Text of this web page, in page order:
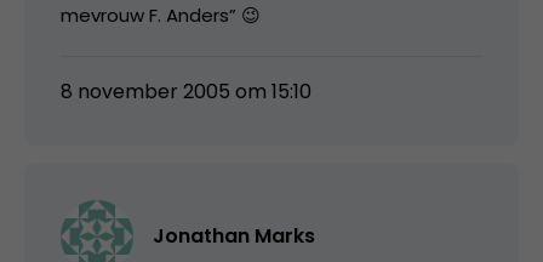
mevrouw F. Anders” 😉
8 november 2005 om 15:10
Jonathan Marks